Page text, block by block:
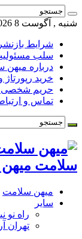
شنبه , آگوست 8 2026
شرایط
سلب
درباره
خرید
حریم شخصی
تماس و
سلامت
میهن سلامت
سایر
راه نو
تهران